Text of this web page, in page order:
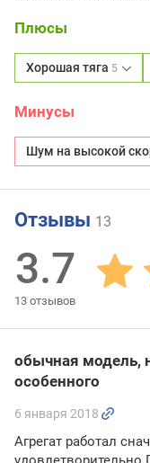
Плюсы
Хорошая тяга 5
Минусы
Шум на высокой
Отзывы 13
3.7
13 отзывов
обычная модель,
особенного
6 января 2018
Агрегат работал